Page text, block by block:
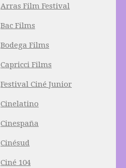
Arras Film Festival
Bac Films
Bodega Films
Capricci Films
Festival Ciné Junior
Cinelatino
Cinespaña
Cinésud
Ciné 104